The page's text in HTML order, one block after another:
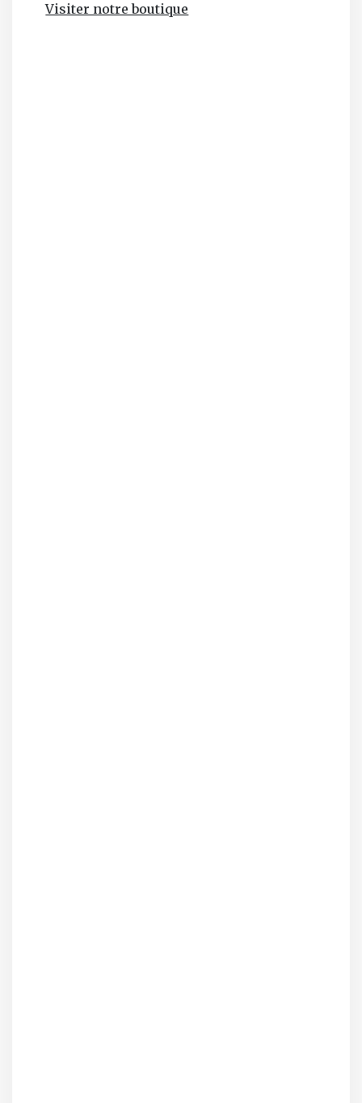
Visiter notre boutique